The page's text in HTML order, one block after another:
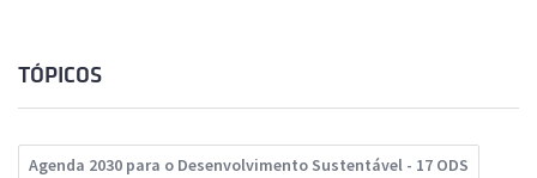
TÓPICOS
Agenda 2030 para o Desenvolvimento Sustentável - 17 ODS